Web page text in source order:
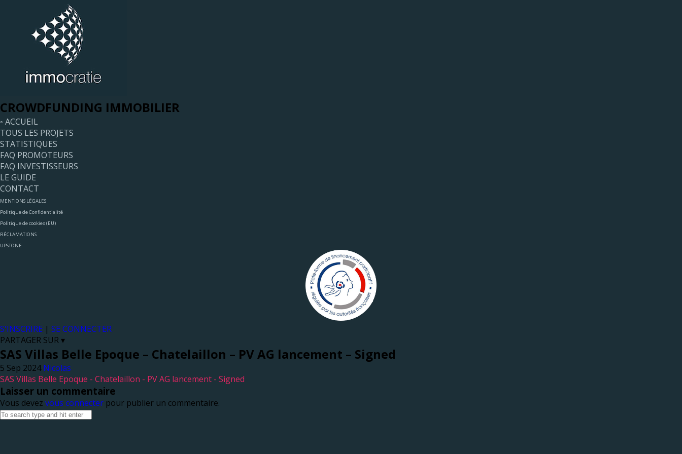
CROWDFUNDING IMMOBILIER
◦ ACCUEIL
TOUS LES PROJETS
STATISTIQUES
FAQ PROMOTEURS
FAQ INVESTISSEURS
LE GUIDE
CONTACT
MENTIONS LÉGALES
Politique de Confidentialité
Politique de cookies (EU)
RÉCLAMATIONS
UPSTONE
S'INSCRIRE | SE CONNECTER
PARTAGER SUR ▾
SAS Villas Belle Epoque – Chatelaillon – PV AG lancement – Signed
Nicolas
SAS Villas Belle Epoque - Chatelaillon - PV AG lancement - Signed
Laisser un commentaire
Vous devez vous connecter pour publier un commentaire.